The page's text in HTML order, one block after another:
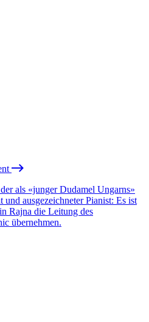
als «junger Dudamel Ungarns»
ausgezeichneter Pianist: Es ist
Rajna die Leitung des
übernehmen.